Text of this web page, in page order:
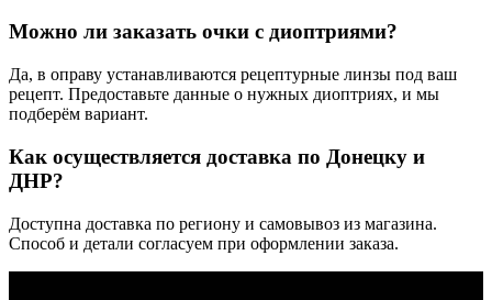
Можно ли заказать очки с диоптриями?
Да, в оправу устанавливаются рецептурные линзы под ваш
рецепт. Предоставьте данные о нужных диоптриях, и мы
подберём вариант.
Как осуществляется доставка по Донецку и
ДНР?
Доступна доставка по региону и самовывоз из магазина.
Способ и детали согласуем при оформлении заказа.